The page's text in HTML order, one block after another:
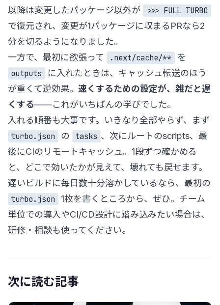
以降は変更したパッケージ以外が
>>> FULL TURBO
で復元され、変更が1パッケージに収まるPRなら2
分を切るようになりました。
一方で、最初に欲張って
.next/cache/**
を
outputs
に入れたときは、キャッシュ転送のほう
が重くて逆効果。 速くするための設定が、雑だと遅
くする——これがいちばんの学びでした。
入れる順番も大事です。いきなり全部やらず、まず
turbo.json
の tasks 、次にルートのscripts、最
後にCIのリモートキャッシュ。1段ずつ確かめる
と、どこで効いたかが見えて、壊れても戻せます。
遅いビルドに毎日数十分溶かしているなら、最初の
turbo.json
1枚を書くところから、ぜひ。チーム
単位での導入やCI/CD設計に踏み込みたい場合は、
研修・相談も使ってください。
次に読む記事